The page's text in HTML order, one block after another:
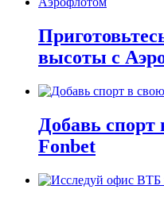
высоты с
Добавь спорт
Fonbet